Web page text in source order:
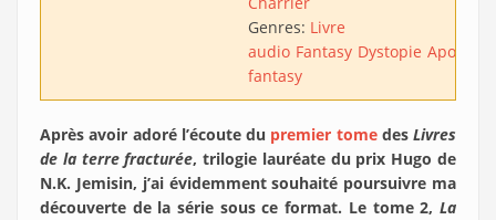
Genres: Livre
audio Fantasy Dystopie
fantasy
Après avoir adoré l’écoute du premier tomedes Livres
de la terre fracturée, trilogie lauréate du prix Hugo de
N.K. Jemisin, j’ai évidemment souhaité poursuivre ma
découverte de la série sous ce format. Le tome 2, La